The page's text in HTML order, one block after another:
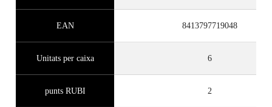
EAN 8413797719048
Unitats per caixa 6
punts RUBI 2